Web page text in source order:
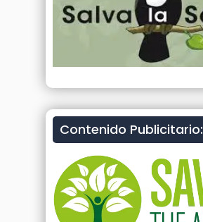
Contenido Publicitario: